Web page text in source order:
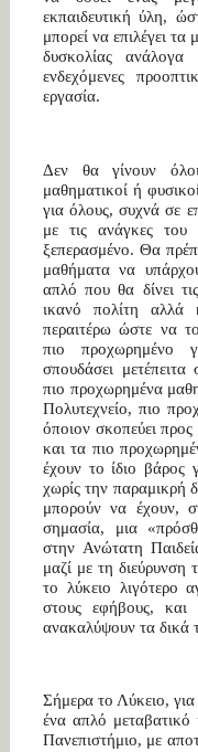
εκπαιδευτική ύλη,
μπορεί να επιλέγει
δυσκολίας ανάλογα
ενδεχόμενες
εργασία.
Δεν θα γίνουν
μαθηματικοί ή
για όλους, συχνά σε
με τις ανάγκες του
ξεπερασμένο. Θα
μαθήματα να
απλό που θα δίνει
ικανό πολίτη αλλά
περαιτέρω ώστε να
πιο προχωρημένο
σπουδάσει
πιο προχωρημένα
Πολυτεχνείο, πιο
όποιον σκοπεύει
και τα πιο
έχουν το ίδιο βάρος
χωρίς την παραμικρή
μπορούν να έχουν,
σημασία, μια
στην Ανώτατη
μαζί με τη
το λύκειο λιγότερο
στους εφήβους,
ανακαλύψουν τα δικά
Σήμερα το Λύκειο, για
ένα απλό μεταβατικό
Πανεπιστήμιο, με